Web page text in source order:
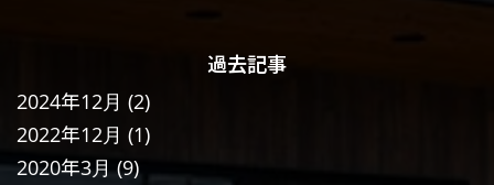
過去記事
2024年12月 (2)
2022年12月 (1)
2020年3月 (9)